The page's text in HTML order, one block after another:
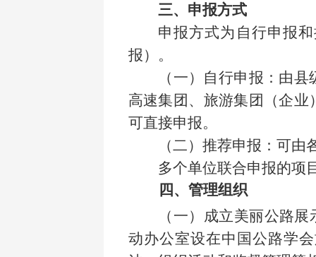
三、申报方式
申报方式为自行申报
报）。
（一）自行申报：由
高速集团、旅游集团（企
可直接申报。
（二）推荐申报：可
多个单位联合申报的项
四、管理组织
（一）成立美丽公路
动办公室设在中国公路学